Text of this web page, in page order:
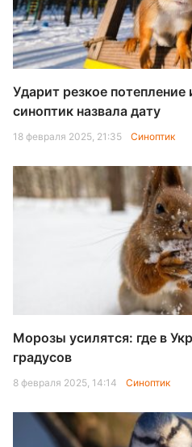
Ударит резкое потепление
синоптик назвала дату
18 февраля 2025, 21:35 Синоптик
Морозы усилятся: где в
градусов
8 февраля 2025, 14:14 Синоптик